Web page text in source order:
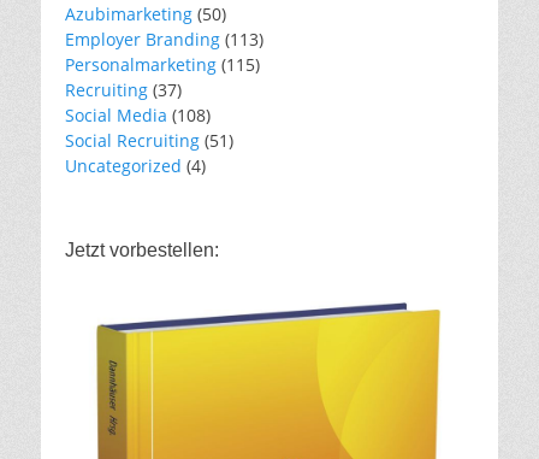
Azubimarketing (50)
Employer Branding (113)
Personalmarketing (115)
Recruiting (37)
Social Media (108)
Social Recruiting (51)
Uncategorized (4)
Jetzt vorbestellen: